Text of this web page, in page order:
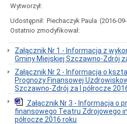
Ogłoszenia,
obwieszczenia,
informacje
innych
instytucji
Uchwała
antysmogowa
Uchwała
dla
województwa
dolnośląskiego
Fundusz
Szerokopasmowy
Wytworzył:
Udostępnił: Piechaczyk Paula (2016-
Ostatnio zmodyfikował:
Załącznik Nr 1 - Informacja z
Gminy Miejskiej Szczawno-Zdrój
Załącznik Nr 2 - Informacja o
Prognozy Finansowej
Szczawno-Zdrój za I półrocze
Załącznik Nr 3 - Informacja o
finansowego Teatru Zdrojowego
półrocze 2016 roku